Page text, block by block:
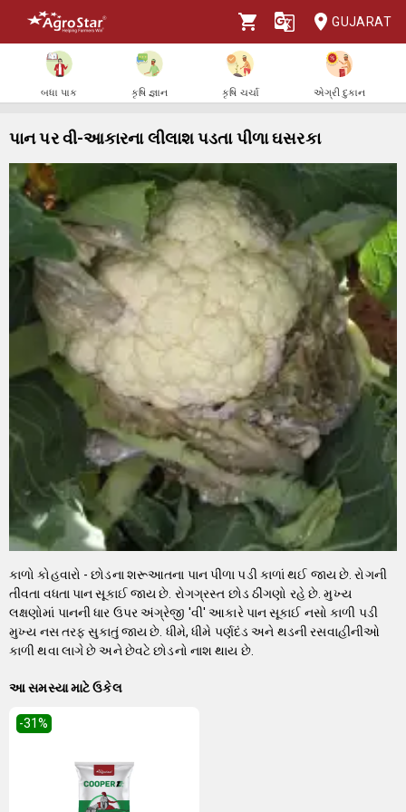
GUJARAT
બધા પાક કૃષિ જ્ઞાન કૃષિ ચર્ચા એગ્રી દુકાન
પાન પર વી-આકારના લીલાશ પડતા પીળા ઘસરકા
કાળો કોહવારો - છોડના શરૂઆતના પાન પીળા પડી કાળાં થઈ જાય છે. રોગની
તીવતા વધતા પાન સૂકાઈ જાય છે. રોગગ્રસ્ત છોડ ઠીંગણો રહે છે. મુખ્ય
લક્ષણોમાં પાનની ધાર ઉપર અંગ્રેજી 'વી' આકારે પાન સૂકાઈ નસો કાળી પડી
મુખ્ય નસ તરફ સુકાતું જાય છે. ધીમે, ધીમે પર્ણદંડ અને થડની રસવાહીનીઓ
કાળી થવા લાગે છે અને છેવટે છોડનો નાશ થાય છે.
આ સમસ્યા માટે ઉકેલ
-31%